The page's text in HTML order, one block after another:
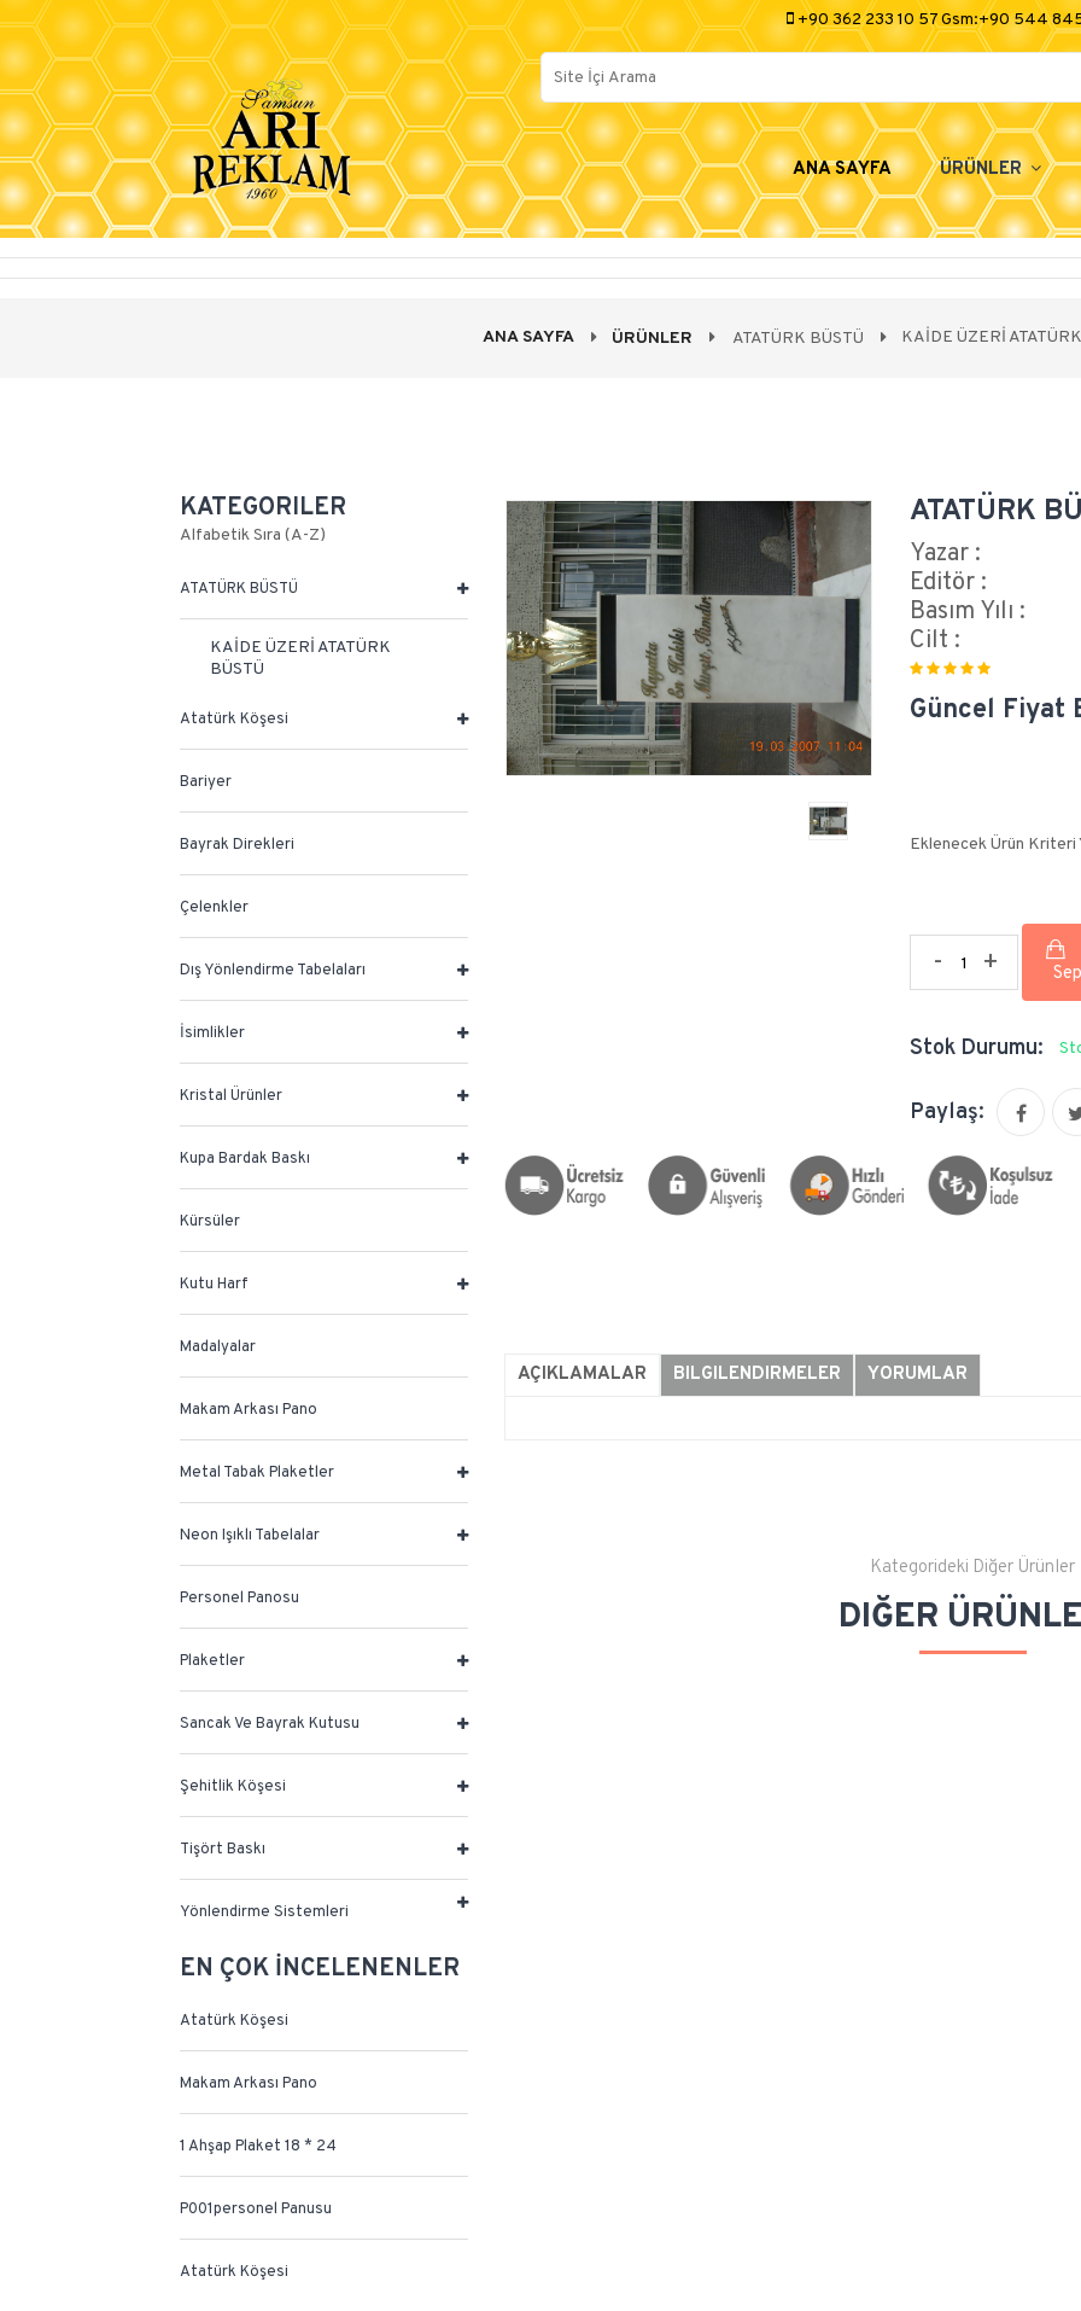
+90 362 233 10 57 Gsm:+90 544
ANA SAYFA ÜRÜNLER
ANA SAYFA ÜRÜNLER ATATÜRK BÜSTÜ KAİDE ÜZERİ
KATEGORILER
Alfabetik Sıra (A-Z)
ATATÜRK BÜSTÜ
KAİDE ÜZERİ ATATÜRK
BÜSTÜ
Atatürk Köşesi
Bariyer
Bayrak Direkleri
Çelenkler
Dış Yönlendirme Tabelaları
İsimlikler
Kristal Ürünler
Kupa Bardak Baskı
Kürsüler
Kutu Harf
Madalyalar
Makam Arkası Pano
Metal Tabak Plaketler
Neon Işıklı Tabelalar
Personel Panosu
Plaketler
Sancak Ve Bayrak Kutusu
Şehitlik Köşesi
Tişört Baskı
Yönlendirme Sistemleri
EN ÇOK İNCELENENLER
Atatürk Köşesi
Makam Arkası Pano
1 Ahşap Plaket 18 * 24
P001personel Panusu
Atatürk Köşesi
ATATÜRK
Yazar :
Editör :
Basım Yılı :
Cilt :
Güncel Fiyat
Eklenecek Ürün Kriteri
- +
Stok Durumu:
Paylaş:
AÇIKLAMALAR BILGILENDIRMELER YORUMLAR
Kategorideki Diğer Ürünler
DIĞER